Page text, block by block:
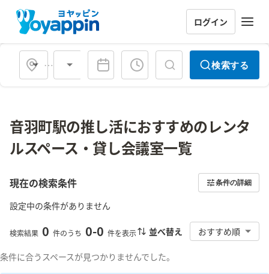
ログイン
会場タイプ 検索する
音羽町駅の推し活におすすめのレンタ
ルスペース・貸し会議室一覧
現在の検索条件 条件の詳細
設定中の条件がありません
検索結果 0 件のうち 0-0 件を表示 並べ替え おすすめ順
条件に合うスペースが見つかりませんでした。